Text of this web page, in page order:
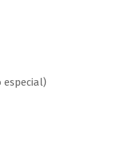
especial)